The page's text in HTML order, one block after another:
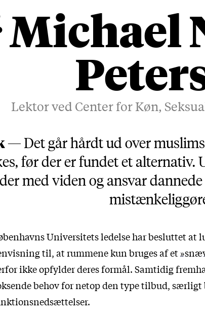
Michael
Lektor ved Center for Køn,
—Det går hårdt ud over
før der er fundet et alternativ.
med viden og ansvar
Universitets ledelse har besluttet at
til, at rummene kun bruges af et
ikke opfylder deres formål. Samtidig
behov for netop den type tilbud,